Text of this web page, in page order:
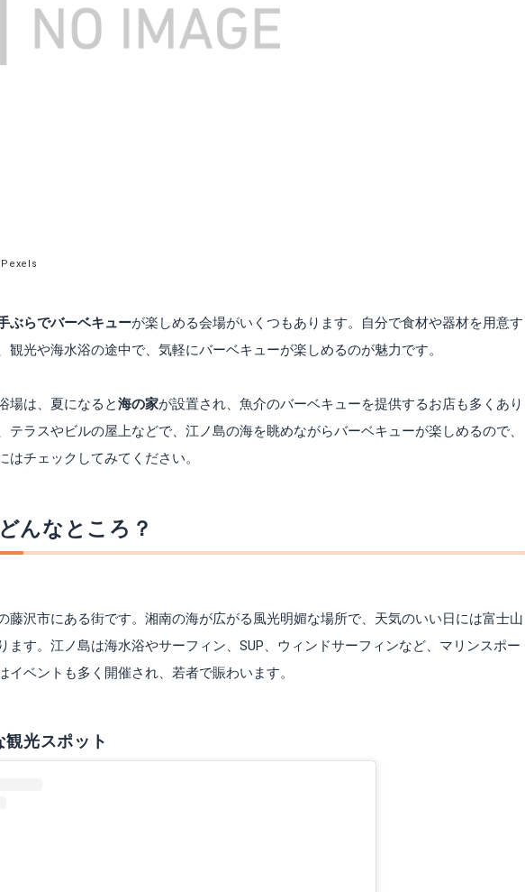
ぶらでバーベキューが楽しめる会場がいくつもあります。自分で食材や器材を用意す
観光や海水浴の途中で、気軽にバーベキューが楽しめるのが魅力です。
場は、夏になると海の家が設置され、魚介のバーベキューを提供するお店も多くあり
テラスやビルの屋上などで、江ノ島の海を眺めながらバーベキューが楽しめるので、
はチェックしてみてください。
んなところ？
藤沢市にある街です。湘南の海が広がる風光明媚な場所で、天気のいい日には富士山
ます。江ノ島は海水浴やサーフィン、SUP、ウィンドサーフィンなど、マリンスポー
イベントも多く開催され、若者で賑わいます。
光スポット